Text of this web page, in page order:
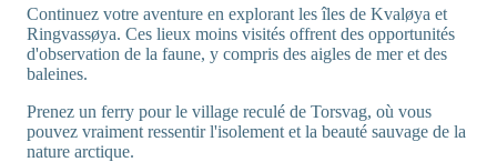
Continuez votre aventure en explorant les îles de Kvaløya et
Ringvassøya. Ces lieux moins visités offrent des opportunités
d'observation de la faune, y compris des aigles de mer et des
baleines.
Prenez un ferry pour le village reculé de Torsvag, où vous
pouvez vraiment ressentir l'isolement et la beauté sauvage de la
nature arctique.